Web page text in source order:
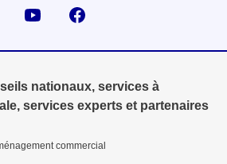
la DGE
Compte X (ex-Twitter) de la DGE
nationaux, services à
services experts et partenaires
commercial